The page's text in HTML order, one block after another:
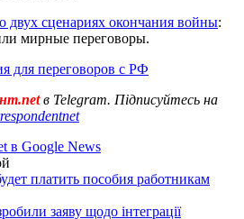
двух сценариях окончания войны:
мирные переговоры.
для переговоров с РФ
в Telegram. Підписуйтесь на
в Google News
платить пособия работникам
заяву щодо інтеграції